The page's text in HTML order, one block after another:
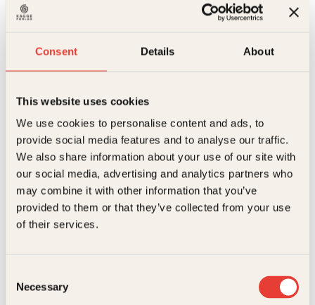
Consent Details About
This website uses cookies
We use cookies to personalise content and ads, to
provide social media features and to analyse our traffic.
We also share information about your use of our site with
our social media, advertising and analytics partners who
may combine it with other information that you’ve
provided to them or that they’ve collected from your use
of their services.
Selection
Necessary
Kundeservice nettbutikk
kundeservice@kagge.no
23 11 82 80
For bokhandlere og forfattere
salg@kagge.no
23 11 82 80
post@kagge.no